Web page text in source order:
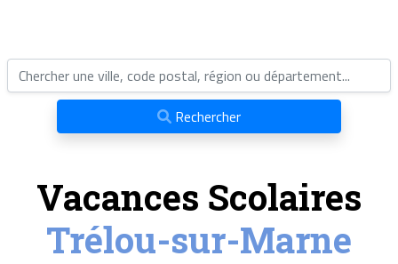
Rechercher
Vacances Scolaires
Trélou-sur-Marne